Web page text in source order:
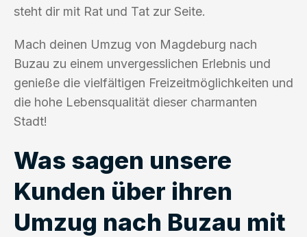
steht dir mit Rat und Tat zur Seite.
Mach deinen Umzug von Magdeburg nach
Buzau zu einem unvergesslichen Erlebnis und
genieße die vielfältigen Freizeitmöglichkeiten und
die hohe Lebensqualität dieser charmanten
Stadt!
Was sagen unsere
Kunden über ihren
Umzug nach Buzau mit